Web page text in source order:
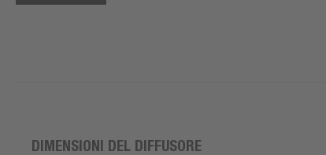
DIMENSIONI DEL DIFFUSORE